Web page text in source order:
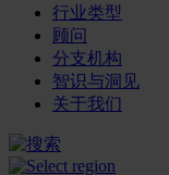
行业类型
顾问
分支机构
智识与洞见
关于我们